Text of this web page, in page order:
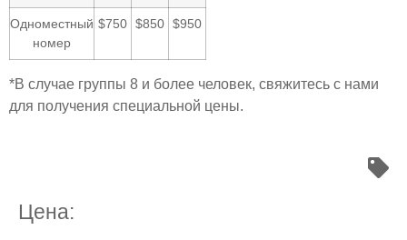
Одноместный
номер
$750 $850 $950
*В случае группы 8 и более человек, свяжитесь с нами
для получения специальной цены.
Цена: